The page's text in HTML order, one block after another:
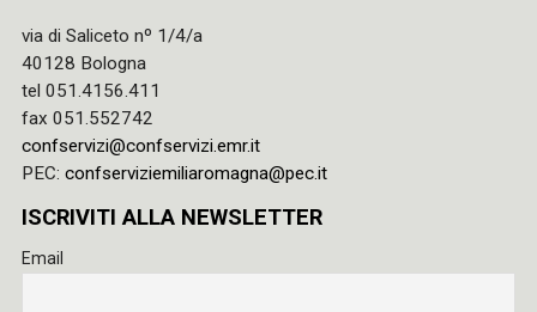
via di Saliceto nº 1/4/a
40128 Bologna
tel 051.4156.411
fax 051.552742
confservizi@confservizi.emr.it
PEC: confserviziemiliaromagna@pec.it
ISCRIVITI ALLA NEWSLETTER
Email